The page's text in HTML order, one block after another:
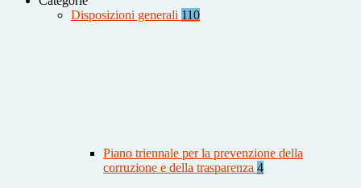
Disposizioni generali 110
Piano triennale per la prevenzione della
corruzione e della trasparenza 4